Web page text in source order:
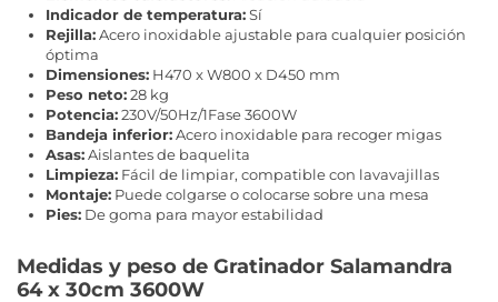
Indicador de temperatura:Sí
Rejilla:Acero inoxidable ajustable para cualquier posición
óptima
Dimensiones: H470 x W800 x D450 mm
Peso neto:28 kg
Potencia:230V/50Hz/1Fase 3600W
Bandeja inferior:Acero inoxidable para recoger migas
Asas:Aislantes de baquelita
Limpieza: Fácil de limpiar, compatible con lavavajillas
Montaje: Puede colgarse o colocarse sobre una mesa
Pies: De goma para mayor estabilidad
Medidas y peso de Gratinador Salamandra
64 x 30cm 3600W